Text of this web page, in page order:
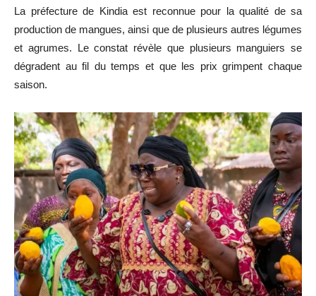
La préfecture de Kindia est reconnue pour la qualité de sa
production de mangues, ainsi que de plusieurs autres légumes
et agrumes. Le constat révèle que plusieurs manguiers se
dégradent au fil du temps et que les prix grimpent chaque
saison.